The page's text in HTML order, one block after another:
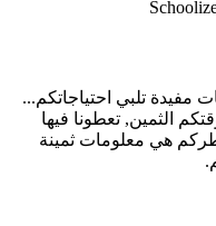
مفيدة تلبي احتياجاتكم...
الثمين, تعطونا فيها
هي معلومات ثمينة